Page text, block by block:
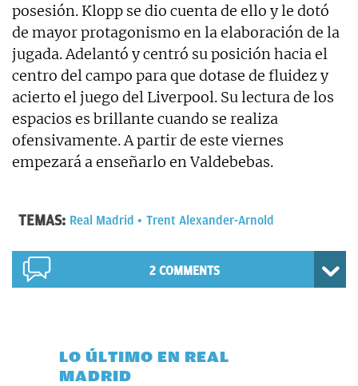
posesión. Klopp se dio cuenta de ello y le dotó
de mayor protagonismo en la elaboración de la
jugada. Adelantó y centró su posición hacia el
centro del campo para que dotase de fluidez y
acierto el juego del Liverpool. Su lectura de los
espacios es brillante cuando se realiza
ofensivamente. A partir de este viernes
empezará a enseñarlo en Valdebebas.
TEMAS: Real Madrid Trent Alexander-Arnold
2 COMMENTS
LO ÚLTIMO EN REAL
MADRID